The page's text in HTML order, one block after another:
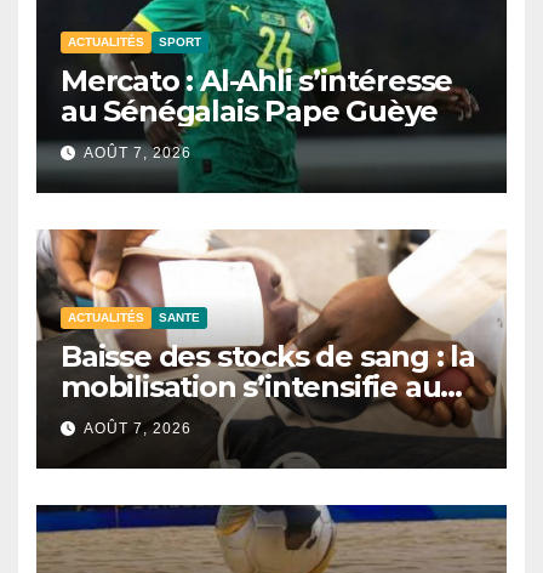
ACTUALITÉS SPORT
Mercato : Al-Ahli s’intéresse
au Sénégalais Pape Guèye
AOÛT 7, 2026
ACTUALITÉS SANTE
Baisse des stocks de sang : la
mobilisation s’intensifie au
CNTS de Dakar.
AOÛT 7, 2026